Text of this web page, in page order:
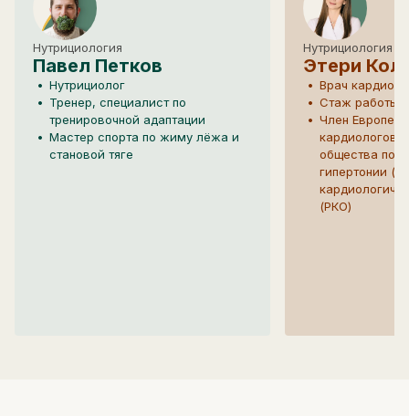
Нутрициология
Павел Петков
Нутрициолог
Тренер, специалист по
тренировочной адаптации
Мастер спорта по жиму лёжа и
становой тяге
Нутрициология
Этери
Врач
Стаж работы
Член
кардиологов
общества по
гипертонии
(РКО)